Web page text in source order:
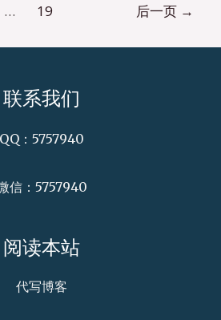
… 19 后一页 →
联系我们
QQ：5757940
信：5757940
阅读本站
代写博客